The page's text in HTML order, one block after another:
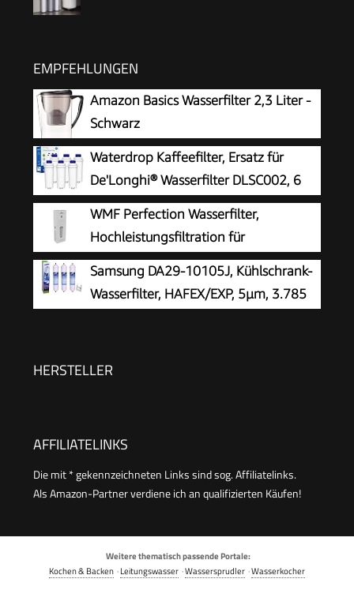
EMPFEHLUNGEN
Amazon Basics Wasserfilter 2,3 Liter -
Schwarz
Waterdrop Kaffeefilter, Ersatz für
De'Longhi® Wasserfilter DLSC002, 6
Pack
WMF Perfection Wasserfilter,
Hochleistungsfiltration für
kompromisslos reines Kaffeearoma
und optimalen Geschmack, verlängert die
Lebensdauer, reduziert Kalkablagerungen
Samsung DA29-10105J, Kühlschrank-
Wasserfilter, HAFEX/EXP, 5µm, 3.785
HERSTELLER
AFFILIATELINKS
Die mit * gekennzeichneten Links sind sog. Affiliatelinks.
Als Amazon-Partner verdiene ich an qualifizierten Käufen!
Weitere thematisch passende Portale:
Kochen & Backen ·Leitungswasser ·Wassersprudler ·Wasserkocher